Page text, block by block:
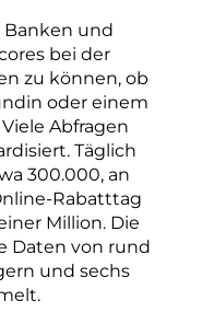
Banken und
bei der
zu können, ob
oder einem
Abfragen
Täglich
300.000, an
Rabatttag
Million. Die
Daten von rund
und sechs